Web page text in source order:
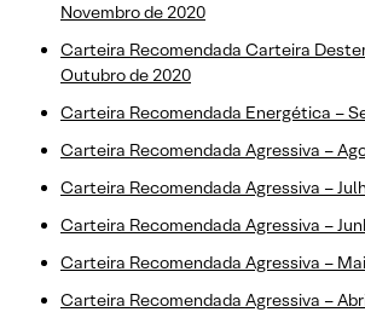
Novembro de 2020
Carteira Recomendada Carteira
Outubro de 2020
Carteira Recomendada Energética –
Carteira Recomendada Agressiva –
Carteira Recomendada Agressiva –
Carteira Recomendada Agressiva –
Carteira Recomendada Agressiva –
Carteira Recomendada Agressiva –